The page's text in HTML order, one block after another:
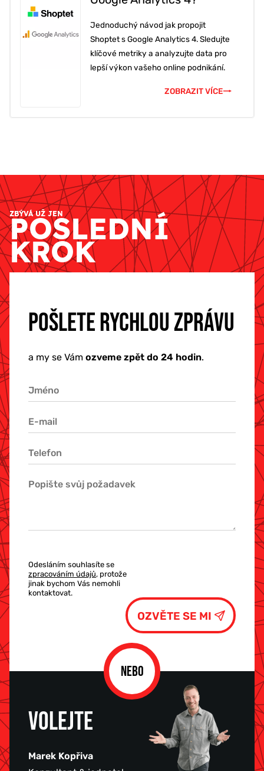
Jednoduchý návod jak propojit
Shoptet s Google Analytics 4. Sledujte
klíčové metriky a analyzujte data pro
lepší výkon vašeho online podnikání.
ZOBRAZIT VÍCE
ZBÝVÁ UŽ JEN
POSLEDNÍ
KROK
POŠLETE RYCHLOU ZPRÁVU
a my se Vám ozveme zpět do 24 hodin.
Odesláním souhlasíte se
zpracováním údajů, protože
jinak bychom Vás nemohli
kontaktovat.
NEBO
VOLEJTE
Marek Kopřiva